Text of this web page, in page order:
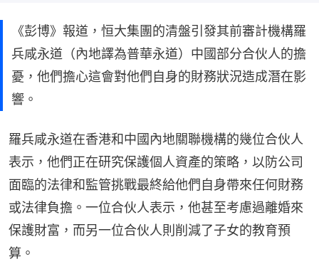
《彭博》報道，恒大集團的清盤引發其前審計機構羅
兵咸永道（內地譯為普華永道）中國部分合伙人的擔
憂，他們擔心這會對他們自身的財務狀況造成潛在影
響。
羅兵咸永道在香港和中國內地關聯機構的幾位合伙人
表示，他們正在研究保護個人資產的策略，以防公司
面臨的法律和監管挑戰最終給他們自身帶來任何財務
或法律負擔。一位合伙人表示，他甚至考慮過離婚來
保護財富，而另一位合伙人則削減了子女的教育預
算。